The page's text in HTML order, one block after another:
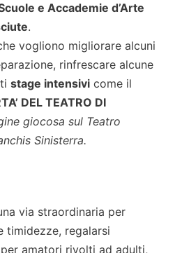
e Accademie d’Arte
.
vogliono migliorare alcuni
rinfrescare alcune
stage intensivi come il
DEL TEATRO DI
giocosa sul Teatro
Sinisterra.
via straordinaria per
timidezze, regalarsi
amatori rivolti ad adulti,